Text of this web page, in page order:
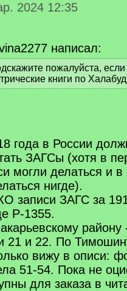
2024 12:35
написал:
пожалуйста, если
книги по
года в России
ЗАГСы (хотя в
могли делаться и
нигде).
записи ЗАГС за
Р-1355.
21 и 22. По
вижу в описи:
51-54. Пока не
для заказа в